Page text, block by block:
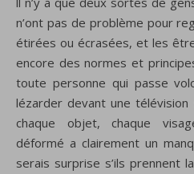
n’ont pas de problème pour
étirées ou écrasées, et les
encore des normes et
toute personne qui passe
lézarder devant une télévision
chaque objet, chaque
déformé a clairement un
serais surprise s’ils prennent